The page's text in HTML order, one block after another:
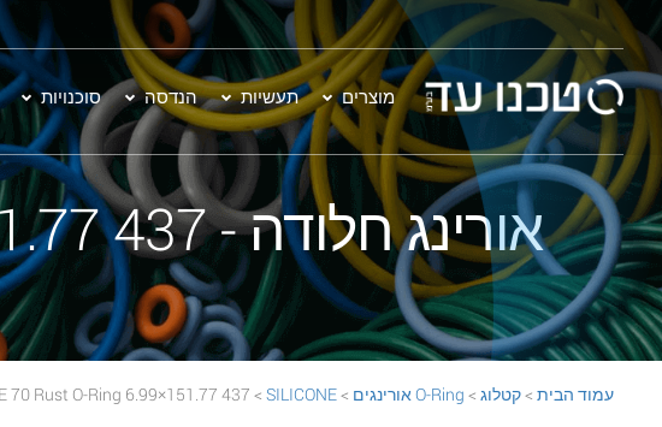
מוצרים תעשיות הנדסה סוכנויות
אורינג חלודה - 437 151.77×6.99 SILICONE 70 Rust O-Ring
עמוד הבית >קטלוג > O-Ring אורינגים >
SILICONE
> 437 151.77×6.99 SILICONE 70 Rust O-Ring